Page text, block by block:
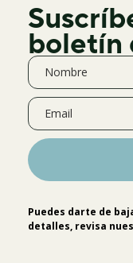
boletín
Puedes darte de
detalles, revisa